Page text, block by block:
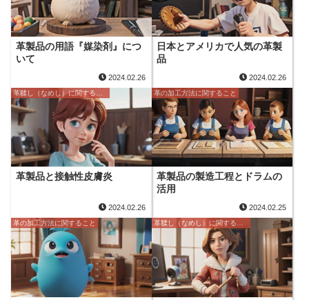
革製品の用語『媒染剤』につ
いて
2024.02.26
日本とアメリカで人気の革製
品
2024.02.26
革製品と接触性皮膚炎
2024.02.26
革の加工方法に関すること
革製品の製造工程とドラムの
活用
2024.02.25
革の加工方法に関すること